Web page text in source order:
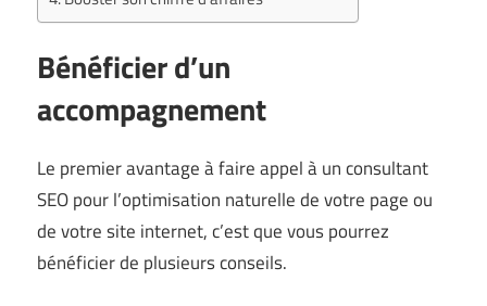
Bénéficier d’un
accompagnement
Le premier avantage à faire appel à un consultant
SEO pour l’optimisation naturelle de votre page ou
de votre site internet, c’est que vous pourrez
bénéficier de plusieurs conseils.